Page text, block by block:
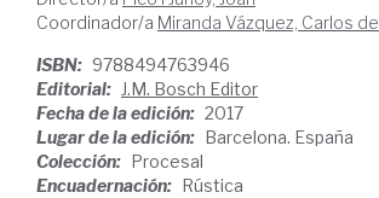
Coordinador/a Miranda Vázquez, Carlos de
ISBN: 9788494763946
Editorial: J.M. Bosch Editor
Fecha de la edición: 2017
Lugar de la edición: Barcelona. España
Colección: Procesal
Encuadernación: Rústica